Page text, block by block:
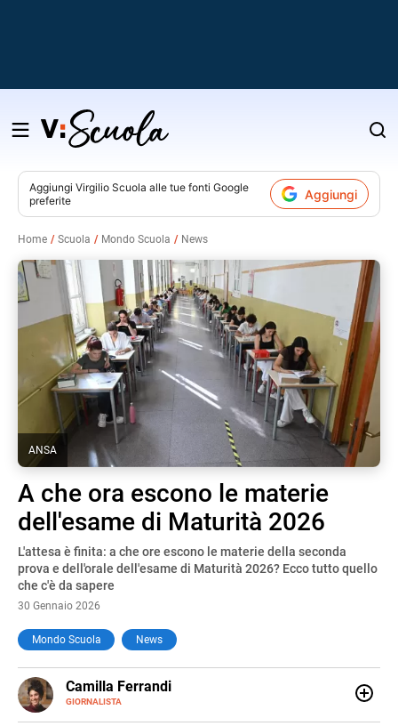
Salta
contenuto
Aggiungi Virgilio Scuola alle tue fonti Google
preferite
Aggiungi
Home Scuola Mondo Scuola News
ANSA
A che ora escono le materie
dell'esame di Maturità 2026
L'attesa è finita: a che ore escono le materie della seconda
prova e dell'orale dell'esame di Maturità 2026? Ecco tutto quello
che c'è da sapere
30 Gennaio 2026
Mondo Scuola News
Camilla Ferrandi
GIORNALISTA
E-
MAIL
LINKEDIN